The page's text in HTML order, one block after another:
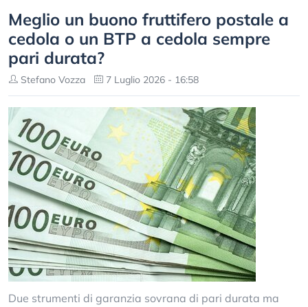
Meglio un buono fruttifero postale a
cedola o un BTP a cedola sempre
pari durata?
Stefano Vozza 7 Luglio 2026 - 16:58
Due strumenti di garanzia sovrana di pari durata ma